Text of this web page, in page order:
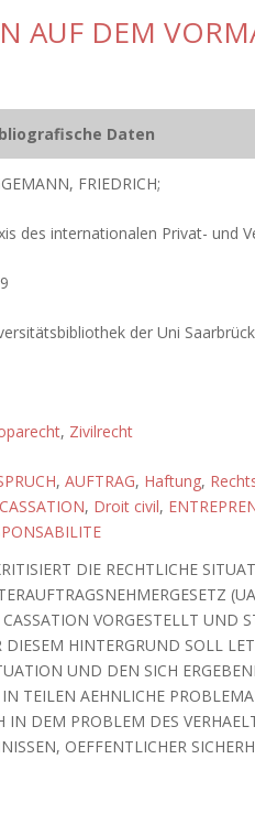
AUF DEM
Daten
FRIEDRICH;
des internationalen Privat- und
der Uni
, Zivilrecht
, AUFTRAG, Haftung,
, Droit civil,
DIE RECHTLICHE
VORGESTELLT UND
DIESEM HINTERGRUND SOLL
UND DEN SICH
TEILEN AEHNLICHE
IN DEM PROBLEM DES
OEFFENTLICHER